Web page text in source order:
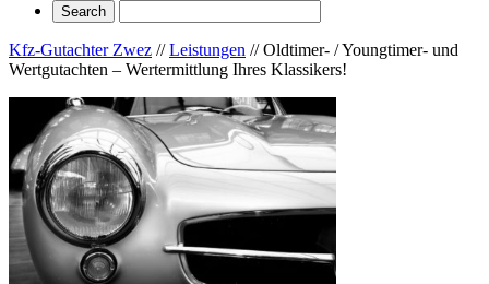
Kfz-Gutachter Zwez //Leistungen //Oldtimer- / Youngtimer- und
Wertgutachten – Wertermittlung Ihres Klassikers!